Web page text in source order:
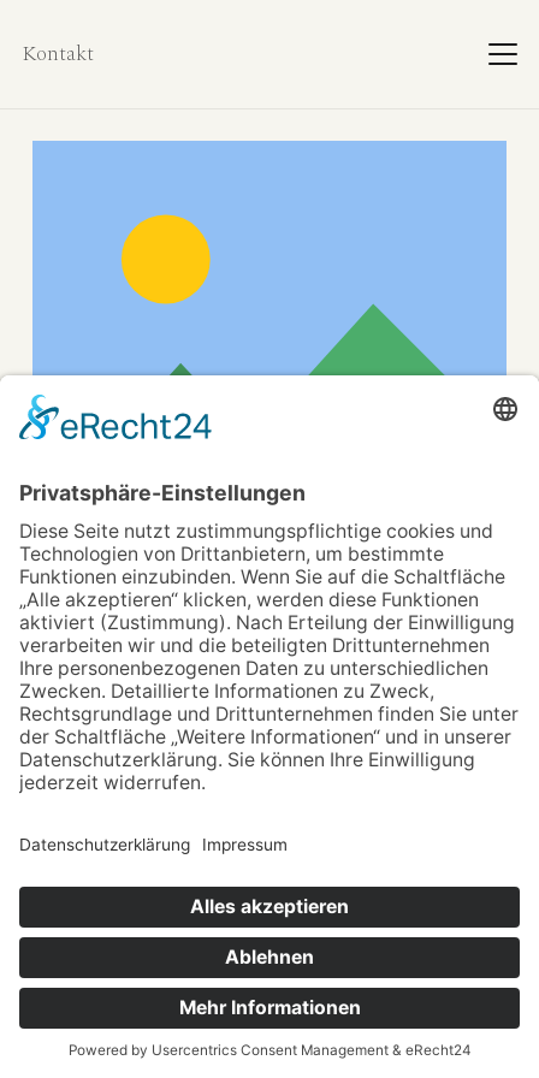
Kontakt
KLAUS
KOSSAK
0151 654 101 15
klaus-kossak@posteo.de
Impressum
Datenschutz